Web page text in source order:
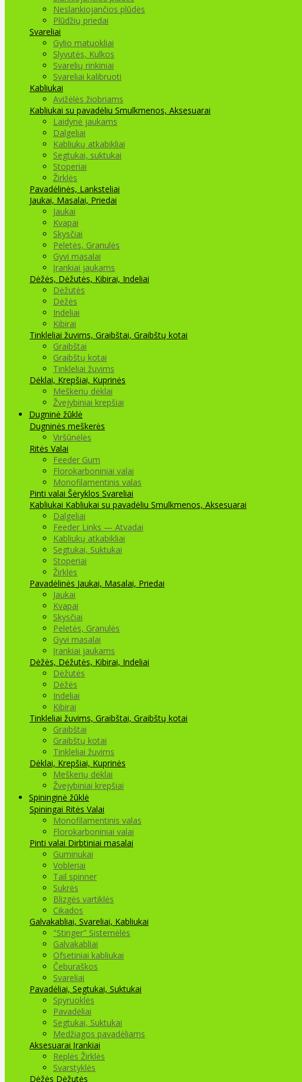
Neslankiojančios plūdės
Plūdžių priedai
Svareliai
Gylio matuokliai
Slyvutės, Kulkos
Svarelių rinkiniai
Svareliai kalibruoti
Kabliukai
Avižėlės žiobriams
Kabliukai su pavadėliu Smulkmenos, Aksesuarai
Laidynė jaukams
Dalgeliai
Kabliukų atkabikliai
Segtukai, suktukai
Stoperiai
Žirklės
Pavadėlinės, Lanksteliai
Jaukai, Masalai, Priedai
Jaukai
Kvapai
Skysčiai
Peletės, Granulės
Gyvi masalai
Įrankiai jaukams
Dėžės, Dėžutės, Kibirai, Indeliai
Dėžutės
Dėžės
Indeliai
Kibirai
Tinkleliai žuvims, Graibštai, Graibštų kotai
Graibštai
Graibštų kotai
Tinkleliai žuvims
Dėklai, Krepšiai, Kuprinės
Meškerių dėklai
Žvejybiniai krepšiai
Dugninė žūklė
Dugninės meškerės
Viršūnėlės
Ritės Valai
Feeder Gum
Florokarboniniai valai
Monofilamentinis valas
Pinti valai Šėryklos Svareliai
Kabliukai Kabliukai su pavadėliu Smulkmenos, Aksesuarai
Dalgeliai
Feeder Links — Atvadai
Kabliukų atkabikliai
Segtukai, Suktukai
Stoperiai
Žirklės
Pavadėlinės Jaukai, Masalai, Priedai
Jaukai
Kvapai
Skysčiai
Peletės, Granulės
Gyvi masalai
Įrankiai jaukams
Dėžės, Dėžutės, Kibirai, Indeliai
Dėžutės
Dėžės
Indeliai
Kibirai
Tinkleliai žuvims, Graibštai, Graibštų kotai
Graibštai
Graibštų kotai
Tinkleliai žuvims
Dėklai, Krepšiai, Kuprinės
Meškerių dėklai
Žvejybiniai krepšiai
Spininginė žūklė
Spiningai Ritės Valai
Monofilamentinis valas
Florokarboniniai valai
Pinti valai Dirbtiniai masalai
Guminukai
Vobleriai
Tail spinner
Sukrės
Blizgės vartiklės
Cikados
Galvakabliai, Svareliai, Kabliukai
"Stinger" Sistemėlės
Galvakabliai
Ofsetiniai kabliukai
Čeburaškos
Svareliai
Pavadėliai, Segtukai, Suktukai
Spyruoklės
Pavadėliai
Segtukai, Suktukai
Medžiagos pavadėliams
Aksesuarai Įrankiai
Replės Žirklės
Svarstyklės
Dėžės Dėžutės